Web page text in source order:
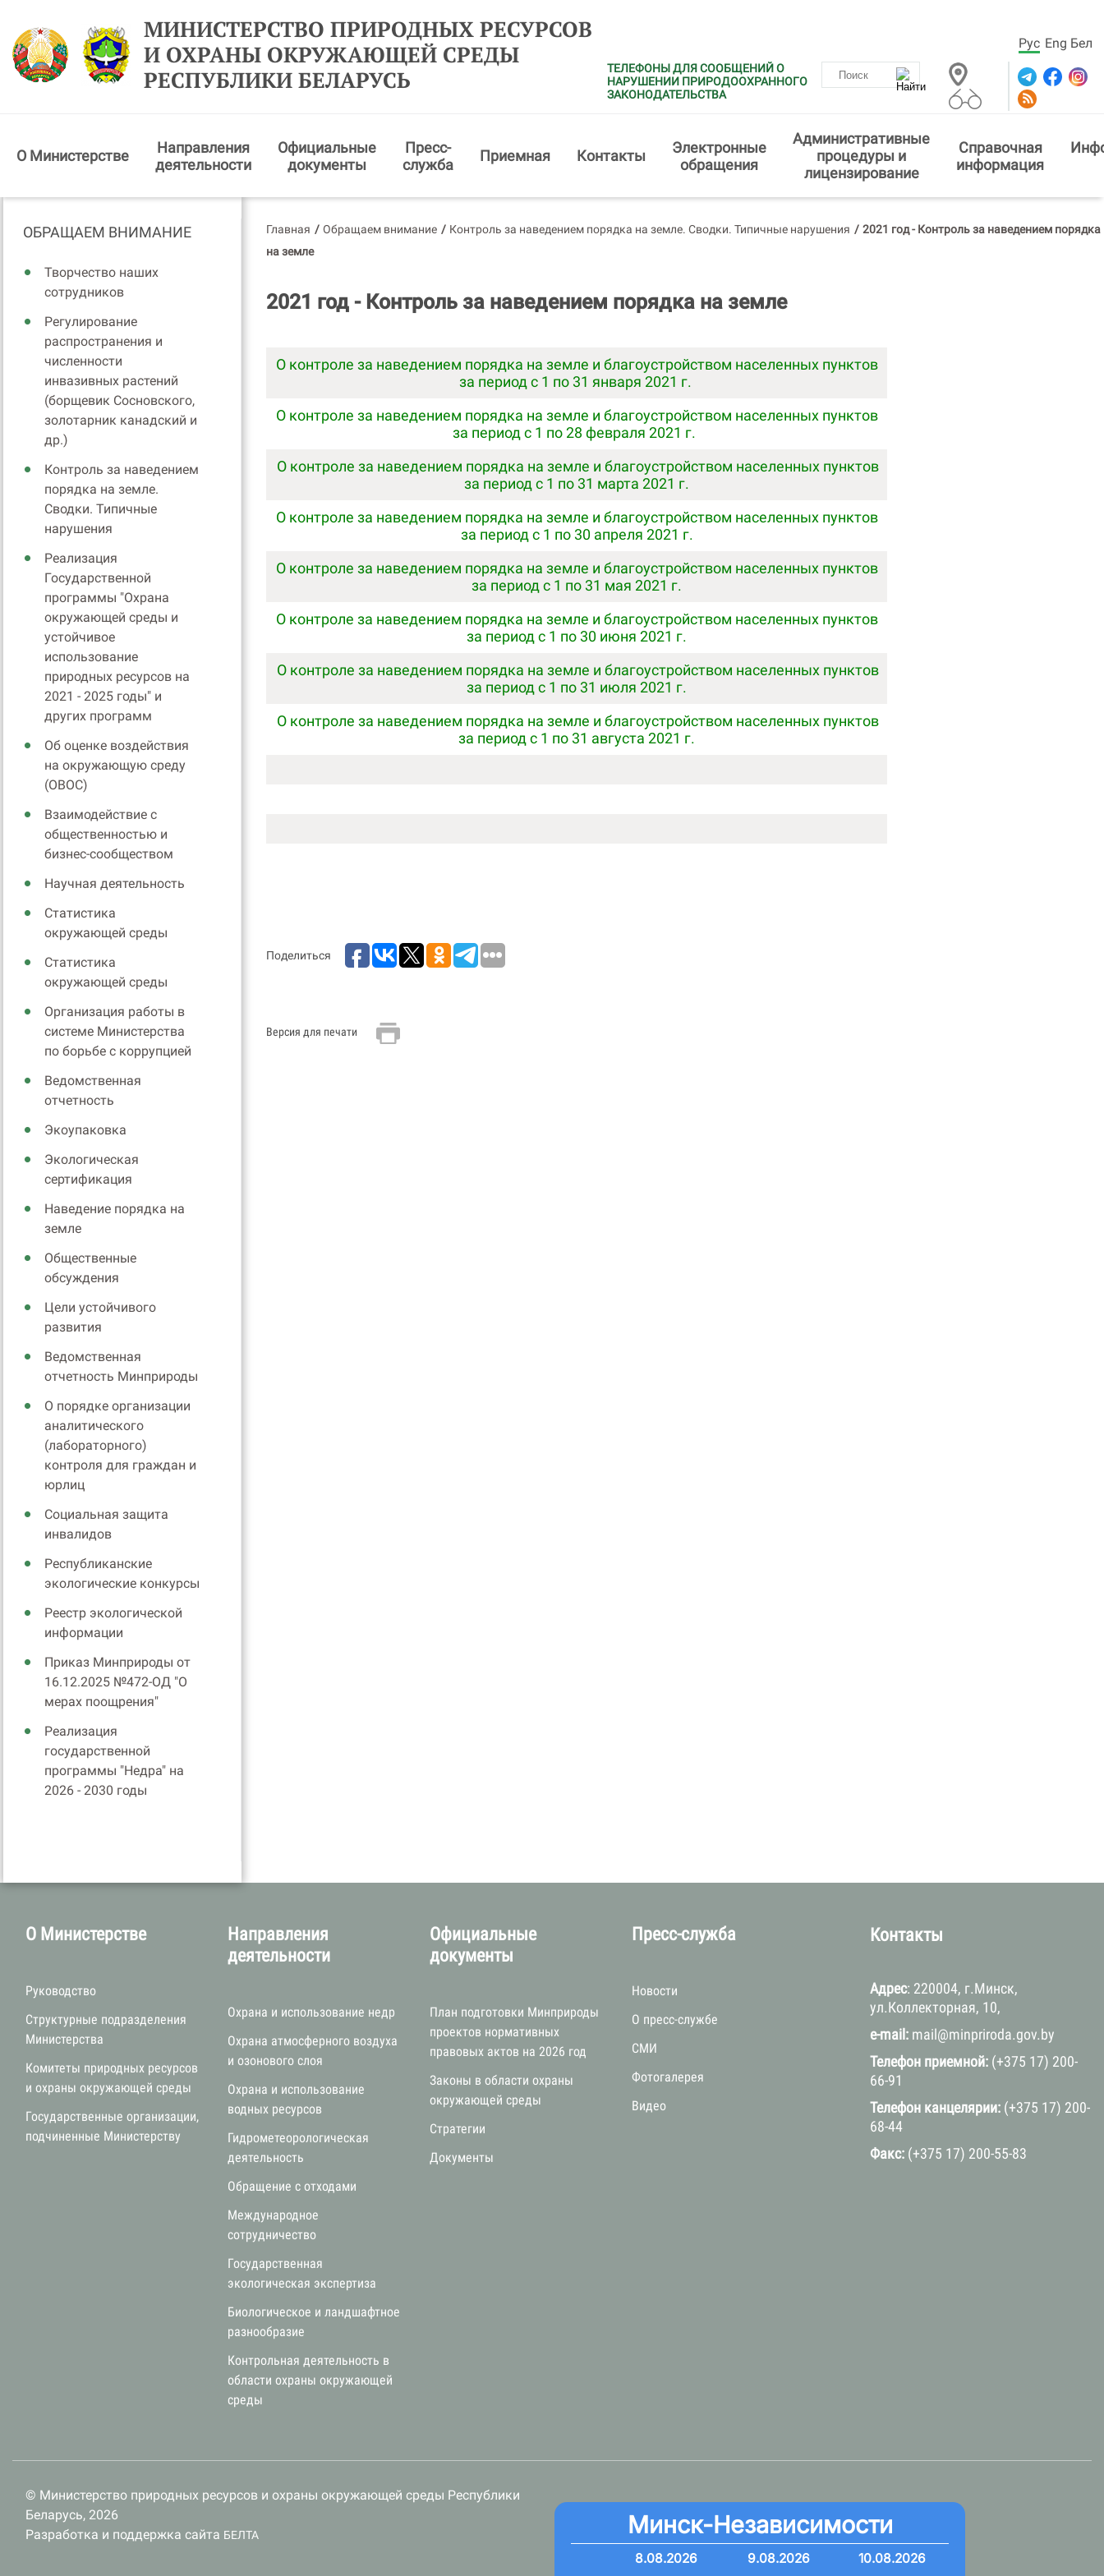
МИНИСТЕРСТВО ПРИРОДНЫХ РЕСУРСОВ
И ОХРАНЫ ОКРУЖАЮЩЕЙ СРЕДЫ
РЕСПУБЛИКИ БЕЛАРУСЬ
Рус Eng Бел
ТЕЛЕФОНЫ ДЛЯ СООБЩЕНИЙ О
НАРУШЕНИИ ПРИРОДООХРАННОГО
ЗАКОНОДАТЕЛЬСТВА
О Министерстве
Направления
деятельности
Официальные
документы
Пресс-
служба
Приемная Контакты
Электронные
обращения
Административные
процедуры и
лицензирование
Справочная
информация
ОБРАЩАЕМ ВНИМАНИЕ
Творчество наших
сотрудников
Регулирование
распространения и
численности
инвазивных растений
(борщевик Сосновского,
золотарник канадский и
др.)
Контроль за наведением
порядка на земле.
Сводки. Типичные
нарушения
Реализация
Государственной
программы "Охрана
окружающей среды и
устойчивое
использование
природных ресурсов на
2021 - 2025 годы" и
других программ
Об оценке воздействия
на окружающую среду
(ОВОС)
Взаимодействие с
общественностью и
бизнес-сообществом
Научная деятельность
Статистика
окружающей среды
Статистика
окружающей среды
Организация работы в
системе Министерства
по борьбе с коррупцией
Ведомственная
отчетность
Экоупаковка
Экологическая
сертификация
Наведение порядка на
земле
Общественные
обсуждения
Цели устойчивого
развития
Ведомственная
отчетность Минприроды
О порядке организации
аналитического
(лабораторного)
контроля для граждан и
юрлиц
Социальная защита
инвалидов
Республиканские
экологические конкурсы
Реестр экологической
информации
Приказ Минприроды от
16.12.2025 №472-ОД "О
мерах поощрения"
Реализация
государственной
программы "Недра" на
2026 - 2030 годы
Главная / Обращаем внимание / Контроль за наведением порядка на земле. Сводки. Типичные нарушения / 2021 год - Контроль за наведением порядка
на земле
2021 год - Контроль за наведением порядка на земле
О контроле за наведением порядка на земле и благоустройством населенных пунктов
за период с 1 по 31 января 2021 г.
О контроле за наведением порядка на земле и благоустройством населенных пунктов
за период с 1 по 28 февраля 2021 г.
О контроле за наведением порядка на земле и благоустройством населенных пунктов
за период с 1 по 31 марта 2021 г.
О контроле за наведением порядка на земле и благоустройством населенных пунктов
за период с 1 по 30 апреля 2021 г.
О контроле за наведением порядка на земле и благоустройством населенных пунктов
за период с 1 по 31 мая 2021 г.
О контроле за наведением порядка на земле и благоустройством населенных пунктов
за период с 1 по 30 июня 2021 г.
О контроле за наведением порядка на земле и благоустройством населенных пунктов
за период с 1 по 31 июля 2021 г.
О контроле за наведением порядка на земле и благоустройством населенных пунктов
за период с 1 по 31 августа 2021 г.
Поделиться
Версия для печати
О Министерстве
Руководство
Структурные подразделения
Министерства
Комитеты природных ресурсов
и охраны окружающей среды
Государственные организации,
подчиненные Министерству
Направления
деятельности
Охрана и использование недр
Охрана атмосферного воздуха
и озонового слоя
Охрана и использование
водных ресурсов
Гидрометеорологическая
деятельность
Обращение с отходами
Международное
сотрудничество
Государственная
экологическая экспертиза
Биологическое и ландшафтное
разнообразие
Контрольная деятельность в
области охраны окружающей
среды
Официальные
документы
План подготовки Минприроды
проектов нормативных
правовых актов на 2026 год
Законы в области охраны
окружающей среды
Стратегии
Документы
Пресс-служба
Новости
О пресс-службе
СМИ
Фотогалерея
Видео
Контакты
Адрес: 220004, г.Минск,
ул.Коллекторная, 10,
e-mail: mail@minpriroda.gov.by
Телефон приемной: (+375 17) 200-
66-91
Телефон канцелярии: (+375 17) 200-
68-44
Факс: (+375 17) 200-55-83
© Министерство природных ресурсов и охраны окружающей среды Республики
Беларусь, 2026
Разработка и поддержка сайта БЕЛТА Минск-Независимости
8.08.2026 9.08.2026 10.08.2026